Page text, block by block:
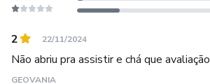
2 22/11/2024
Não abriu pra assistir e chá que avaliação
GEOVANIA